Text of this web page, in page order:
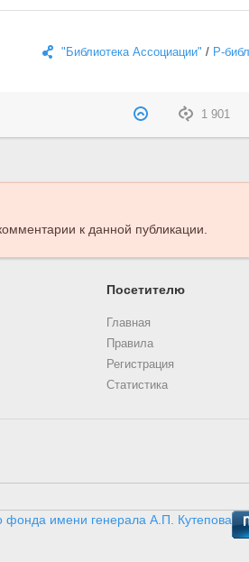
"Библиотека Ассоциации" / Р-
1 901
к данной публикации.
Посетителю
Главная
Правила
Регистрация
Статистика